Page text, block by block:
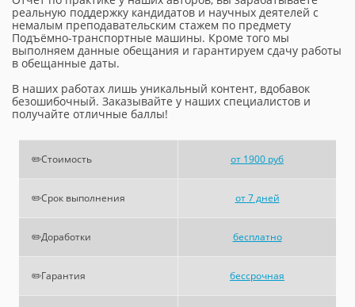
реальную поддержку кандидатов и научных деятелей с
немалым преподавательским стажем по предмету
Подъёмно-транспортные машины. Кроме того мы
выполняем данные обещания и гарантируем сдачу работы
в обещанные даты.
В наших работах лишь уникальный контент, вдобавок
безошибочный. Заказывайте у наших специалистов и
получайте отличные баллы!
✏️Стоимость от 1900 руб
✏️Срок выполнения от 7 дней
✏️Доработки бесплатно
✏️Гарантия бессрочная